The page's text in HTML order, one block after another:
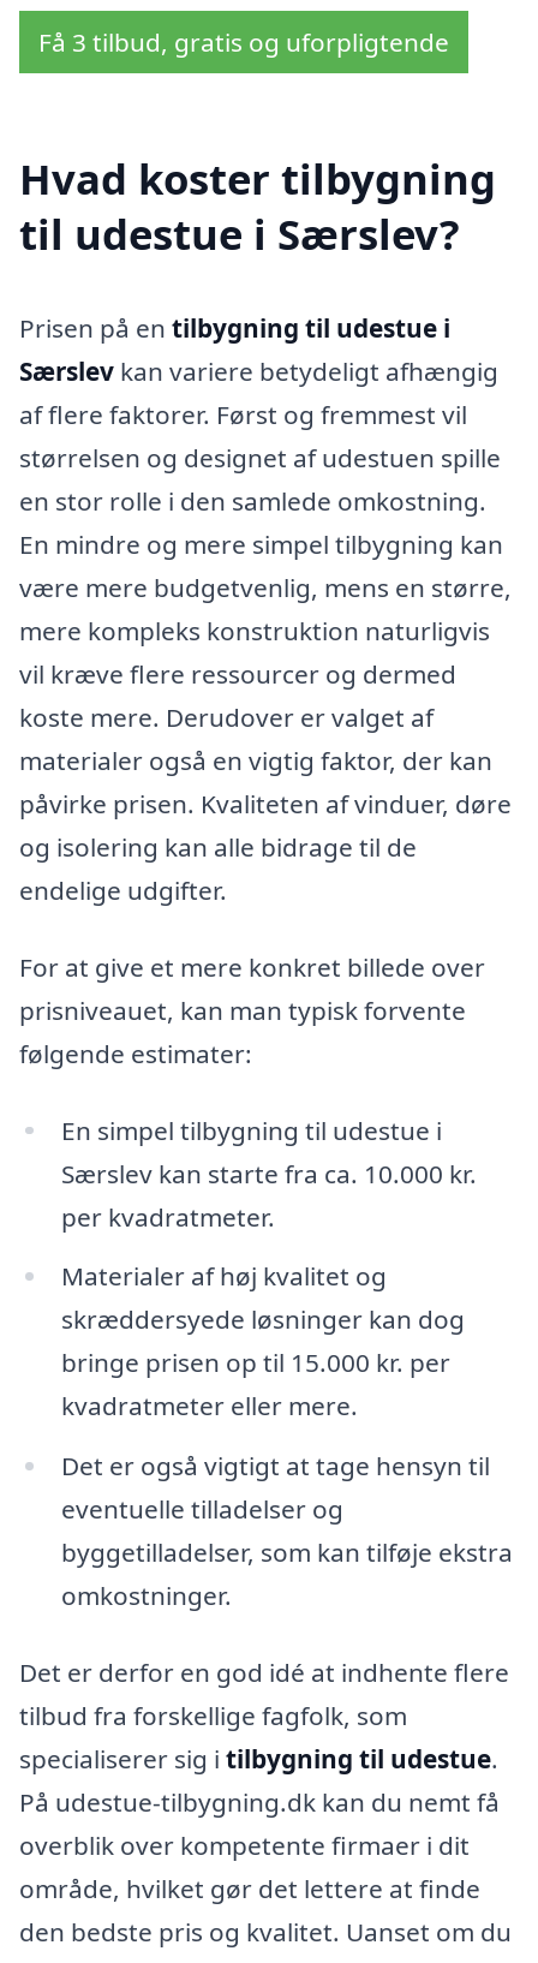
Få 3 tilbud, gratis og uforpligtende
Hvad koster tilbygning
til udestue i Særslev?
Prisen på en tilbygning til udestue i
Særslev kan variere betydeligt afhængig
af flere faktorer. Først og fremmest vil
størrelsen og designet af udestuen spille
en stor rolle i den samlede omkostning.
En mindre og mere simpel tilbygning kan
være mere budgetvenlig, mens en større,
mere kompleks konstruktion naturligvis
vil kræve flere ressourcer og dermed
koste mere. Derudover er valget af
materialer også en vigtig faktor, der kan
påvirke prisen. Kvaliteten af vinduer, døre
og isolering kan alle bidrage til de
endelige udgifter.
For at give et mere konkret billede over
prisniveauet, kan man typisk forvente
følgende estimater:
En simpel tilbygning til udestue i
Særslev kan starte fra ca. 10.000 kr.
per kvadratmeter.
Materialer af høj kvalitet og
skræddersyede løsninger kan dog
bringe prisen op til 15.000 kr. per
kvadratmeter eller mere.
Det er også vigtigt at tage hensyn til
eventuelle tilladelser og
byggetilladelser, som kan tilføje ekstra
omkostninger.
Det er derfor en god idé at indhente flere
tilbud fra forskellige fagfolk, som
specialiserer sig i tilbygning til udestue.
På udestue-tilbygning.dk kan du nemt få
overblik over kompetente firmaer i dit
område, hvilket gør det lettere at finde
den bedste pris og kvalitet. Uanset om du